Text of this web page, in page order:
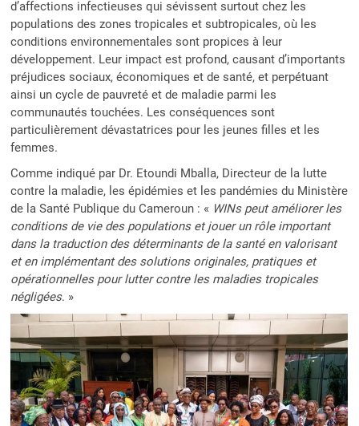
d’affections infectieuses qui sévissent surtout chez les
populations des zones tropicales et subtropicales, où les
conditions environnementales sont propices à leur
développement. Leur impact est profond, causant d’importants
préjudices sociaux, économiques et de santé, et perpétuant
ainsi un cycle de pauvreté et de maladie parmi les
communautés touchées. Les conséquences sont
particulièrement dévastatrices pour les jeunes filles et les
femmes.
Comme indiqué par Dr. Etoundi Mballa, Directeur de la lutte
contre la maladie, les épidémies et les pandémies du Ministère
de la Santé Publique du Cameroun : « WINs peut améliorer les
conditions de vie des populations et jouer un rôle important
dans la traduction des déterminants de la santé en valorisant
et en implémentant des solutions originales, pratiques et
opérationnelles pour lutter contre les maladies tropicales
négligées. »